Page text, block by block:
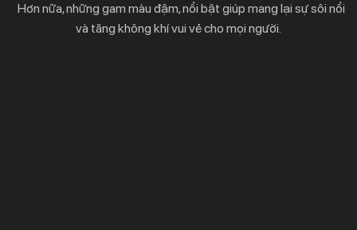
Hơn nữa, những gam màu đậm, nổi bật giúp mang lại sự sôi nổi
và tăng không khí vui vẻ cho mọi người.